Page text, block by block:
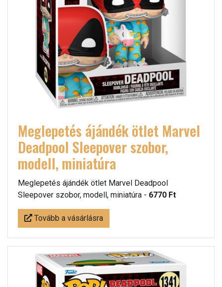
Meglepetés ájándék ötlet Marvel
Deadpool Sleepover szobor,
modell, miniatúra
Meglepetés ájándék ötlet Marvel Deadpool
Sleepover szobor, modell, miniatúra - 6770 Ft
Tovább a vásárlásra